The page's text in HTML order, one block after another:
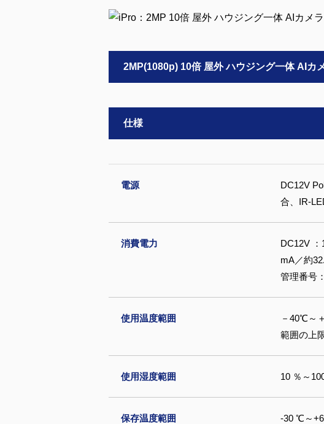
2MP(1080p) 10倍 屋外 ハウジング一体 AIカ
仕様
電源
DC12V
合、IR-
消費電力
DC12V
mA／約
管理番号
使用温度範囲
－40℃～
範囲の上
使用湿度範囲 10 ％～
保存温度範囲 -30 ℃～